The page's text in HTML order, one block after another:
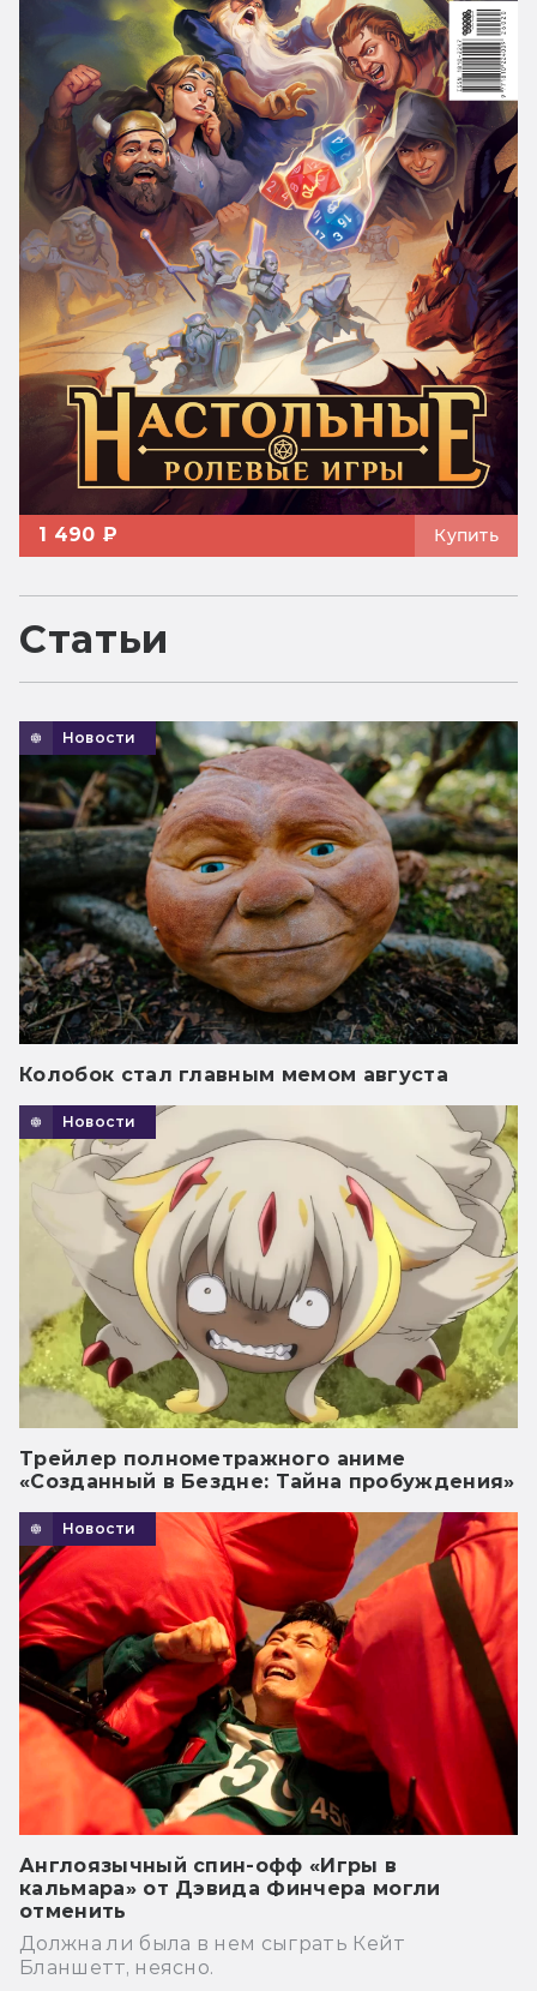
1 490 ₽ Купить
Статьи
Новости
Колобок стал главным мемом августа
Новости
Трейлер полнометражного аниме
«Созданный в Бездне: Тайна пробуждения»
Новости
Англоязычный спин-офф «Игры в
кальмара» от Дэвида Финчера могли
отменить
Должна ли была в нем сыграть Кейт
Бланшетт, неясно.